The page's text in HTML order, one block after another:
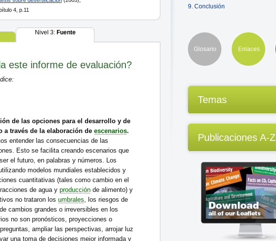
4, p.11
Nivel 3: Fuente
este informe de evaluación?
de las opciones para el desarrollo y de
a través de la elaboración de escenarios.
entender las consecuencias de las
Esto se facilita creando escenarios que
el futuro, en palabras y números. Los
modelos mundiales establecidos y
cuantitativas (tales como cambio en el
de agua y producción de alimento) y
no trataron los umbrales, los riesgos de
cambios grandes o irreversibles en los
no son pronósticos, proyecciones o
ampliar las perspectivas, arrojar luz
una toma de decisiones mejor informada y
9. Conclusión
Glosario Enlaces
Temas
Publicaciones A-Z